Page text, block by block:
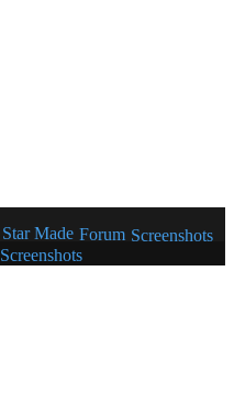
Star Made Forum Screenshots
Screenshots